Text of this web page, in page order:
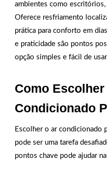
ambientes como
Oferece resfriamento
prática para conforto em
e praticidade são pontos
opção simples e fácil de
Como
Condicionado
Escolher o ar condicionado
pode ser uma tarefa
pontos chave pode ajudar